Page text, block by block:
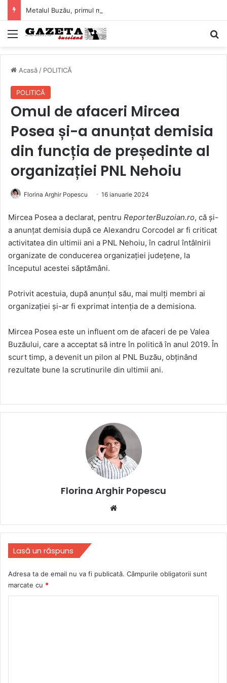
Mediu
Acasă / POLITICĂ
POLITICĂ
Omul de afaceri Mircea
Posea și-a anunțat demisia
din funcția de președinte al
organizației PNL Nehoiu
Florina Arghir Popescu 16 ianuarie 2024
Mircea Posea a declarat, pentru ReporterBuzoian.ro, că și-
a anunțat demisia după ce Alexandru Corcodel ar fi criticat
activitatea din ultimii ani a PNL Nehoiu, în cadrul întâlnirii
organizate de conducerea organizației județene, la
începutul acestei săptămâni.
Potrivit acestuia, după anunțul său, mai mulți membri ai
organizației și-ar fi exprimat intenția de a demisiona.
Mircea Posea este un influent om de afaceri de pe Valea
Buzăului, care a acceptat să intre în politică în anul 2019. În
scurt timp, a devenit un pilon al PNL Buzău, obținând
rezultate bune la scrutinurile din ultimii ani.
Florina Arghir Popescu
Lasă un răspuns
Adresa ta de email nu va fi publicată. Câmpurile obligatorii sunt
marcate cu *